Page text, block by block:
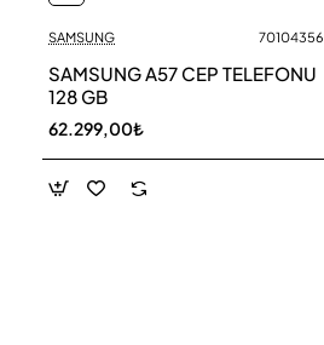
Yeni
SAMSUNG 70104356
SAMSUNG A57 CEP TELEFONU
128 GB
62.299,00₺